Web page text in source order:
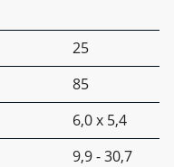
25
85
6,0 х 5,4
9,9 - 30,7